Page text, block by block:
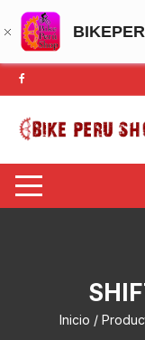
Saltar
al
contenido
Inicio /